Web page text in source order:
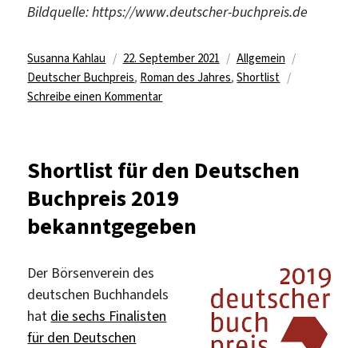
Bildquelle: https://www.deutscher-buchpreis.de
Autor
Susanna Kahlau
Veröffentlicht
am
22. September 2021 Kategorien
Allgemein
Deutscher Buchpreis, Roman des Jahres,Shortlist
Schreibe einen Kommentarzu
deutschen
Buchpreis
2021
veröffentlicht
Shortlist für den Deutschen
Buchpreis 2019
bekanntgegeben
Der Börsenverein des
deutschen Buchhandels
hat die sechs Finalisten
für den Deutschen